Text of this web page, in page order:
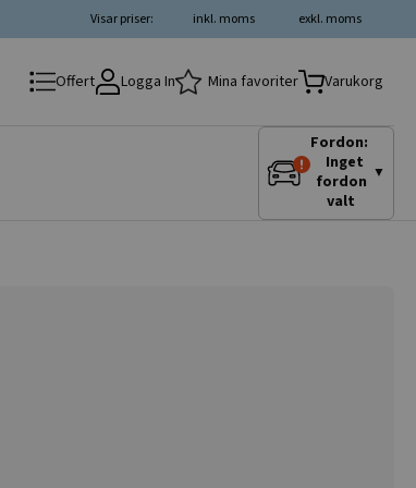
exkl. moms
inkl. moms
Visar priser:
Offert Logga In Mina favoriter Varukorg
Fordon:
Inget
fordon
valt
▼